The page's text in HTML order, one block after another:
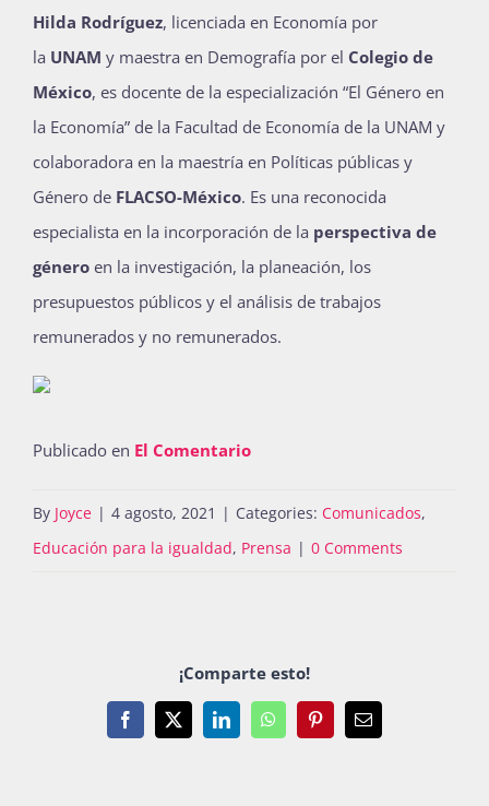
Hilda Rodríguez, licenciada en Economía por
la UNAM y maestra en Demografía por el Colegio de
México, es docente de la especialización “El Género en
la Economía” de la Facultad de Economía de la UNAM y
colaboradora en la maestría en Políticas públicas y
Género de FLACSO-México. Es una reconocida
especialista en la incorporación de la perspectiva de
género en la investigación, la planeación, los
presupuestos públicos y el análisis de trabajos
remunerados y no remunerados.
Publicado en El Comentario
By Joyce | 4 agosto, 2021 | Categories: Comunicados,
Educación para la igualdad, Prensa | 0 Comments
¡Comparte esto!
Facebook
X LinkedInWhatsAppPinterestEmail